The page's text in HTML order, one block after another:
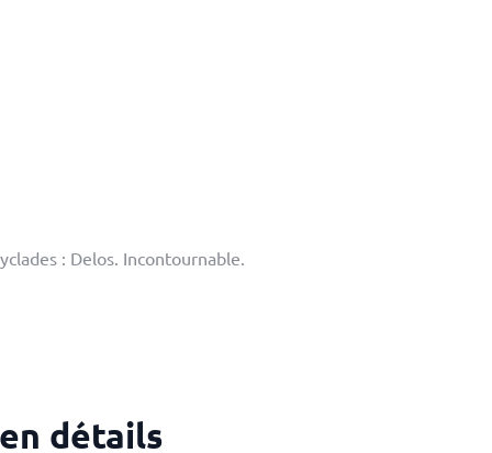
: Delos. Incontournable.
détails